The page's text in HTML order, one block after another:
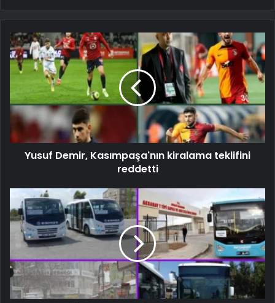
Yusuf Demir, Kasımpaşa'nın kiralama teklifini
reddetti